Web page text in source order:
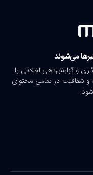
می‌شوند
و گزارش‌دهی اخلاقی را
شفافیت در تمامی محتوای